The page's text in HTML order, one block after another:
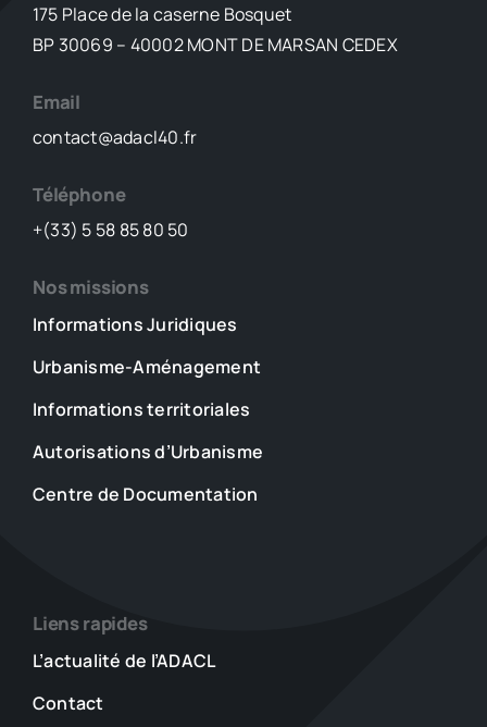
175 Place de la caserne Bosquet
BP 30069 – 40002 MONT DE MARSAN CEDEX
Email
contact@adacl40.fr
Téléphone
+(33) 5 58 85 80 50
Nos missions
Informations Juridiques
Urbanisme-Aménagement
Informations territoriales
Autorisations d’Urbanisme
Centre de Documentation
Liens rapides
L’actualité de l’ADACL
Contact